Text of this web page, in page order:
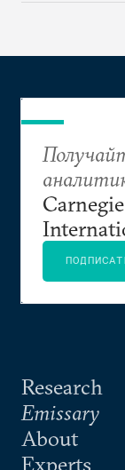
Research
Emissary
About
Experts